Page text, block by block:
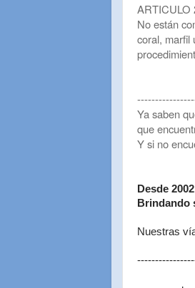
ARTICULO
No están
coral, marfil
Ya saben
que
Y si no
Desde
Brindando
Nuestras